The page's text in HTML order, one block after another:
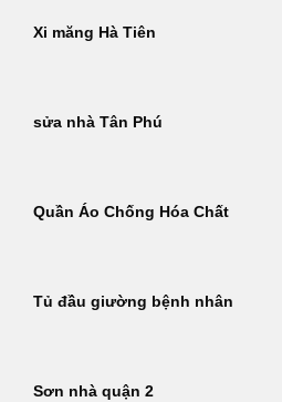
Xi măng Hà Tiên
sửa nhà Tân Phú
Quần Áo Chống Hóa Chất
Tủ đầu giường bệnh nhân
Sơn nhà quận 2